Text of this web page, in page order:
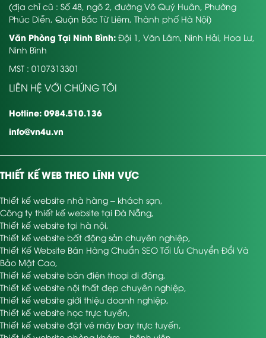
(địa chỉ cũ : Số 48, ngõ 2, đường Võ Quý Huân, Phường
Phúc Diễn, Quận Bắc Từ Liêm, Thành phố Hà Nội)
Văn Phòng Tại Ninh Bình: Đội 1, Văn Lâm, Ninh Hải, Hoa Lư,
Ninh Bình
MST : 0107313301
LIÊN HỆ VỚI CHÚNG TÔI
Hotline: 0984.510.136
info@vn4u.vn
THIẾT KẾ WEB THEO LĨNH VỰC
Thiết kế website nhà hàng – khách sạn,
Công ty thiết kế website tại Đà Nẵng,
Thiết kế website tại hà nội,
Thiết kế website bất động sản chuyên nghiệp,
Thiết Kế Website Bán Hàng Chuẩn SEO Tối Ưu Chuyển Đổi Và
Bảo Mật Cao,
Thiết kế website bán điện thoại di động,
Thiết kế website nội thất đẹp chuyên nghiệp,
Thiết kế website giới thiệu doanh nghiệp,
Thiết kế website học trực tuyến,
Thiết kế website đặt vé máy bay trực tuyến,